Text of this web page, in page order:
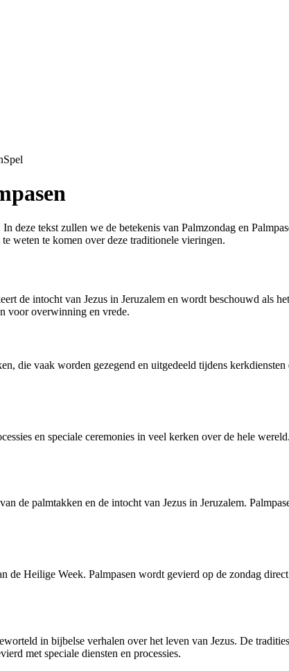
Spel
deze tekst zullen we de betekenis van Palmzondag en
weten te komen over deze traditionele vieringen.
de intocht van Jezus in Jeruzalem en wordt beschouwd als
voor overwinning en vrede.
die vaak worden gezegend en uitgedeeld tijdens
en speciale ceremonies in veel kerken over de hele
de palmtakken en de intocht van Jezus in Jeruzalem.
de Heilige Week. Palmpasen wordt gevierd op de zondag
in bijbelse verhalen over het leven van Jezus. De
met speciale diensten en processies.